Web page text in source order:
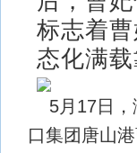
标志着
态化满载
5月17日
口集团唐山